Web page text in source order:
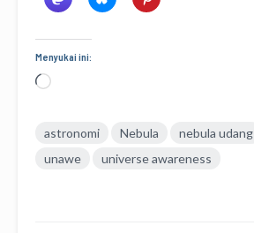
Menyukai ini:
Memuat...
astronomi Nebula nebula udang
unawe
universe awareness